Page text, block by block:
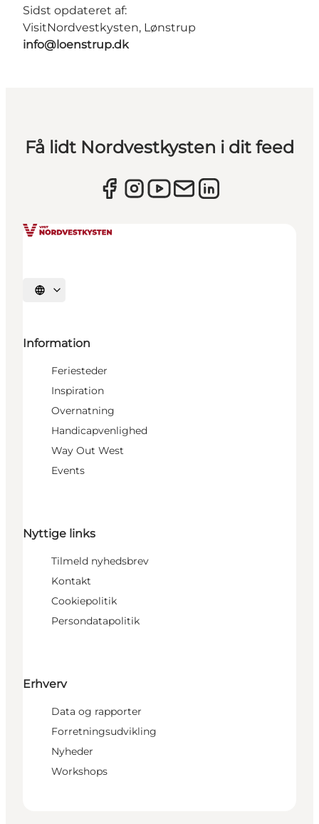
Sidst opdateret af:
VisitNordvestkysten, Lønstrup
info@loenstrup.dk
Få lidt Nordvestkysten i dit feed
Vælg sprog
Information
Feriesteder
Inspiration
Overnatning
Handicapvenlighed
Way Out West
Events
Nyttige links
Tilmeld nyhedsbrev
Kontakt
Cookiepolitik
Persondatapolitik
Erhverv
Data og rapporter
Forretningsudvikling
Nyheder
Workshops